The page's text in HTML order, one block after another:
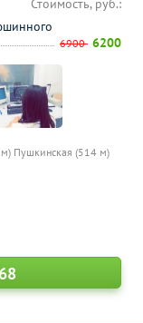
Пушкинская (514 м)
Стоимость, руб.:
6900 6200